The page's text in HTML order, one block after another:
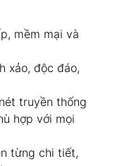
mềm mại và
xảo, độc đáo,
truyền thống
hợp với mọi
từng chi tiết,